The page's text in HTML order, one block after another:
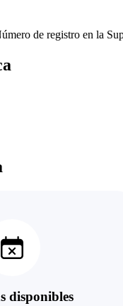
de registro en la
disponibles